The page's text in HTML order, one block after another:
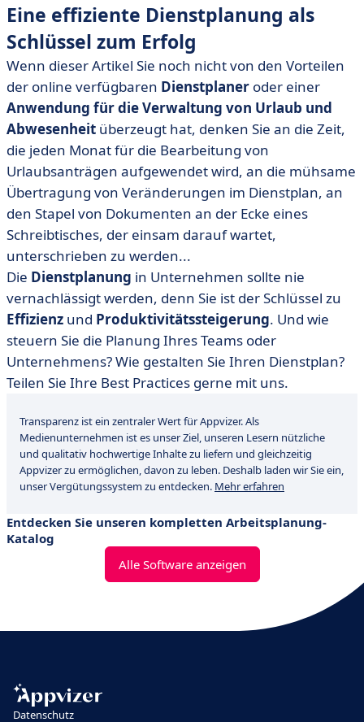
Eine effiziente Dienstplanung als
Schlüssel zum Erfolg
Wenn dieser Artikel Sie noch nicht von den Vorteilen
der online verfügbaren Dienstplaner oder einer
Anwendung für die Verwaltung von Urlaub und
Abwesenheit überzeugt hat, denken Sie an die Zeit,
die jeden Monat für die Bearbeitung von
Urlaubsanträgen aufgewendet wird, an die mühsame
Übertragung von Veränderungen im Dienstplan, an
den Stapel von Dokumenten an der Ecke eines
Schreibtisches, der einsam darauf wartet,
unterschrieben zu werden...
Die Dienstplanung in Unternehmen sollte nie
vernachlässigt werden, denn Sie ist der Schlüssel zu
Effizienz und Produktivitätssteigerung. Und wie
steuern Sie die Planung Ihres Teams oder
Unternehmens? Wie gestalten Sie Ihren Dienstplan?
Teilen Sie Ihre Best Practices gerne mit uns.
Transparenz ist ein zentraler Wert für Appvizer. Als
Medienunternehmen ist es unser Ziel, unseren Lesern nützliche
und qualitativ hochwertige Inhalte zu liefern und gleichzeitig
Appvizer zu ermöglichen, davon zu leben. Deshalb laden wir Sie ein,
unser Vergütungssystem zu entdecken. Mehr erfahren
Entdecken Sie unseren kompletten Arbeitsplanung-
Katalog
Alle Software anzeigen
Datenschutz